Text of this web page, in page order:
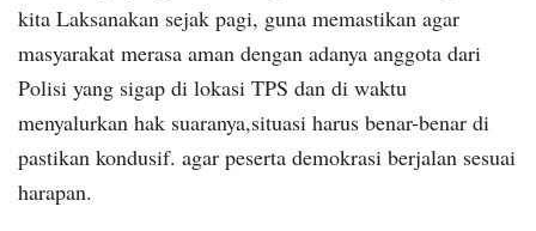
kita Laksanakan sejak pagi, guna memastikan agar
masyarakat merasa aman dengan adanya anggota dari
Polisi yang sigap di lokasi TPS dan di waktu
menyalurkan hak suaranya,situasi harus benar-benar di
pastikan kondusif. agar peserta demokrasi berjalan sesuai
harapan.